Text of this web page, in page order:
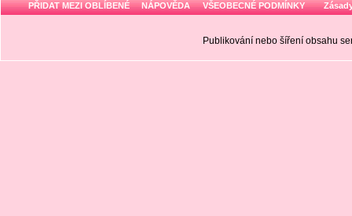
PŘIDAT MEZI OBLÍBENÉ NÁPOVĚDA VŠEOBECNÉ PODMÍNKY
Publikování nebo šíření obsahu